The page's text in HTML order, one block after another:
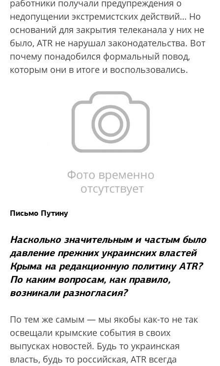
работники получали предупреждения о
недопущении экстремистских действий… Но
оснований для закрытия телеканала у них не
было, ATR не нарушал законодательства. Вот
почему понадобился формальный повод,
которым они в итоге и воспользовались.
Письмо Путину
Насколько значительным и частым было
давление прежних украинских властей
Крыма на редакционную политику ATR?
По каким вопросам, как правило,
возникали разногласия?
По тем же самым — мы якобы как-то не так
освещали крымские события в своих
выпусках новостей. Будь то украинская
власть, будь то российская, ATR всегда